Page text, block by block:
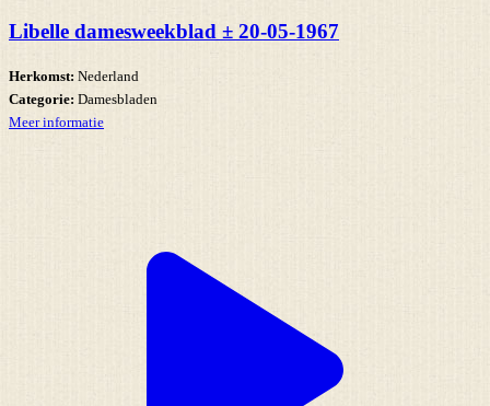
Libelle damesweekblad ± 20-05-1967
Herkomst: Nederland
Categorie: Damesbladen
Meer informatie